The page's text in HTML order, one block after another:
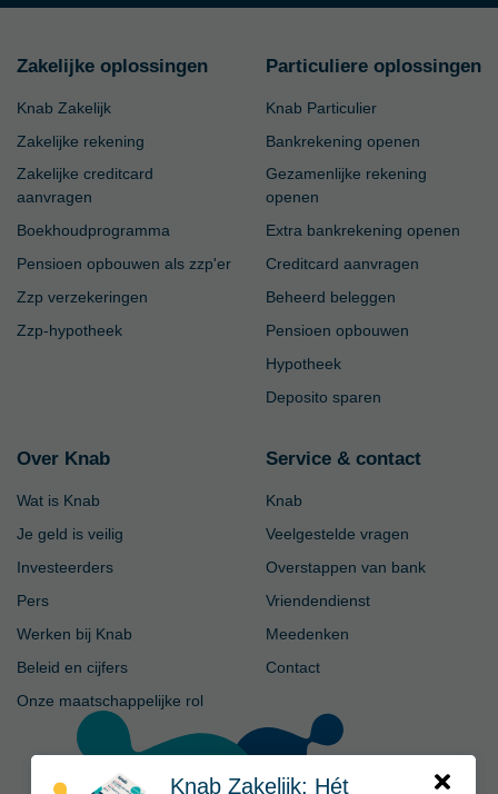
Knab Zakelijk: Hét
Zakelijke oplossingen
Knab Zakelijk
Zakelijke rekening
Zakelijke creditcard
aanvragen
Boekhoudprogramma
Pensioen opbouwen als zzp'er
Zzp verzekeringen
Zzp-hypotheek
Particuliere oplossingen
Knab Particulier
Bankrekening openen
Gezamenlijke rekening
openen
Extra bankrekening openen
Creditcard aanvragen
Beheerd beleggen
Pensioen opbouwen
Hypotheek
Deposito sparen
Over Knab
Wat is Knab
Je geld is veilig
Investeerders
Pers
Werken bij Knab
Beleid en cijfers
Onze maatschappelijke rol
Service & contact
Knab
Veelgestelde vragen
Overstappen van bank
Vriendendienst
Meedenken
Contact